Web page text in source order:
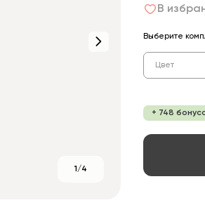
1/4
В
Выберите
Цвет
+ 748